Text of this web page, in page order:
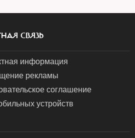
СВЯЗЬ
информация
рекламы
соглашение
устройств